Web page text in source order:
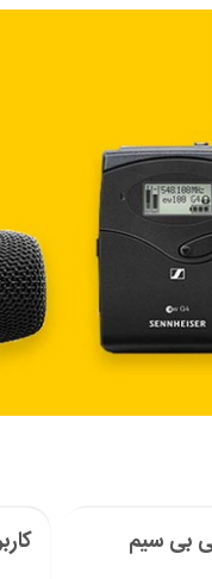
بی سیم